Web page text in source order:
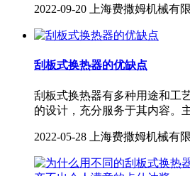
2022-09-20 上海费撒姆机械有
刮板式换热器的优缺点
刮板式换热器有多种用途和工
的设计，充分服务于其内容。
2022-05-28 上海费撒姆机械有